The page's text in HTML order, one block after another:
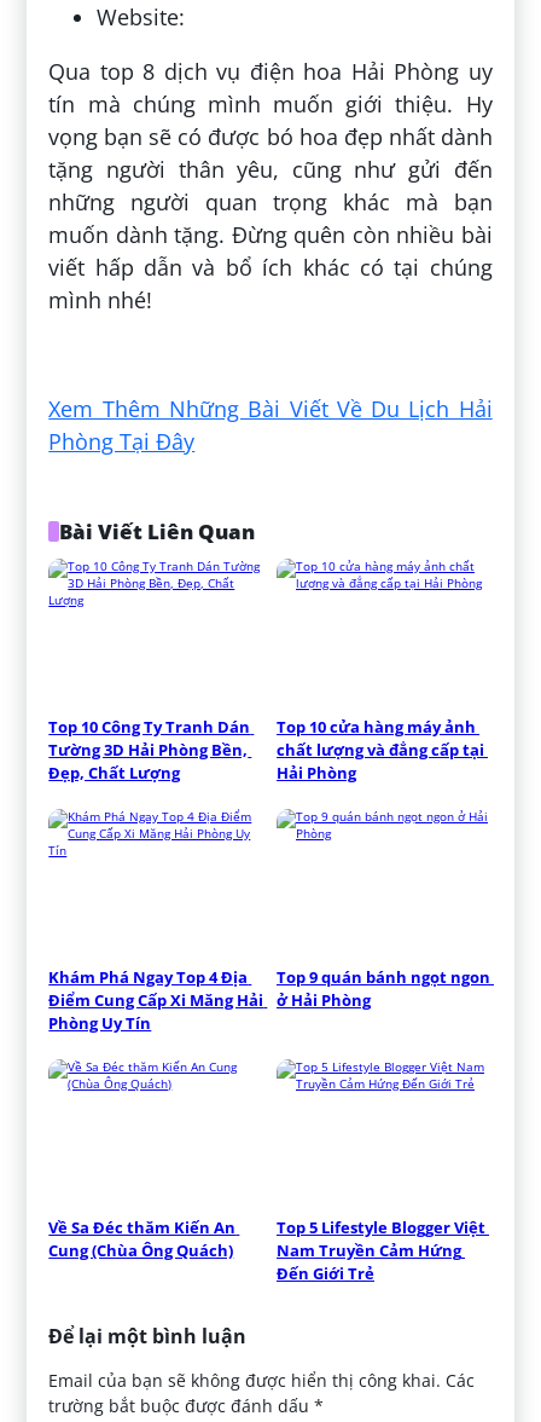
Website:
Qua top 8 dịch vụ điện hoa Hải Phòng uy
tín mà chúng mình muốn giới thiệu. Hy
vọng bạn sẽ có được bó hoa đẹp nhất dành
tặng người thân yêu, cũng như gửi đến
những người quan trọng khác mà bạn
muốn dành tặng. Đừng quên còn nhiều bài
viết hấp dẫn và bổ ích khác có tại chúng
mình nhé!
Xem Thêm Những Bài Viết Về Du Lịch Hải
Phòng Tại Đây
Bài Viết Liên Quan
Top 10 Công Ty Tranh Dán
Tường 3D Hải Phòng Bền,
Đẹp, Chất Lượng
Top 10 cửa hàng máy ảnh
chất lượng và đẳng cấp tại
Hải Phòng
Khám Phá Ngay Top 4 Địa
Điểm Cung Cấp Xi Măng Hải
Phòng Uy Tín
Top 9 quán bánh ngọt ngon
ở Hải Phòng
Về Sa Đéc thăm Kiến An
Cung (Chùa Ông Quách)
Top 5 Lifestyle Blogger Việt
Nam Truyền Cảm Hứng
Đến Giới Trẻ
Để lại một bình luận
Email của bạn sẽ không được hiển thị công khai. Các
trường bắt buộc được đánh dấu*